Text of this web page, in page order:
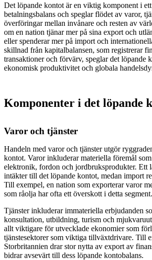
Det löpande kontot är en viktig komponent i
betalningsbalans och speglar flödet av varor,
överföringar mellan invånare och resten av
om en nation tjänar mer på sina export och
eller spenderar mer på import och
skillnad från kapitalbalansen, som registrerar
transaktioner och förvärv, speglar det löpande
ekonomisk produktivitet och globala
Komponenter i det löpande
Varor och tjänster
Handeln med varor och tjänster utgör
kontot. Varor inkluderar materiella föremål
elektronik, fordon och jordbruksprodukter. Ett
intäkter till det löpande kontot, medan import
Till exempel, en nation som exporterar varor
som råolja har ofta ett överskott i detta segment.
Tjänster inkluderar immateriella erbjudanden
konsultation, utbildning, turism och
allt viktigare för utvecklade ekonomier som
tjänstesektorer som viktiga tillväxtdrivare. Till
Storbritannien drar stor nytta av export av
bidrar avsevärt till dess löpande kontobalans.